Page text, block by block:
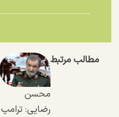
مطالب مرتبط
محسن
رضایی: ترامپ